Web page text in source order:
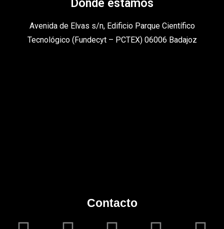
Dónde estamos
Avenida de Elvas s/n, Edificio Parque Científico
Tecnológico (Fundecyt – PCTEX) 06006 Badajoz
Contacto